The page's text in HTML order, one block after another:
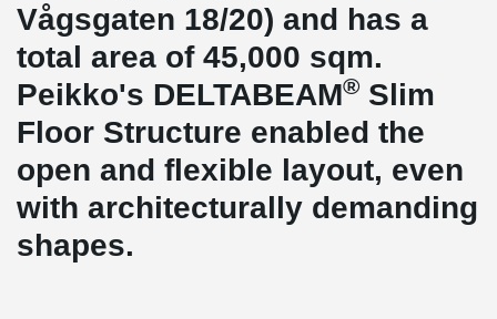
Vågsgaten 18/20) and has a
total area of 45,000 sqm.
Peikko's DELTABEAM® Slim
Floor Structure enabled the
open and flexible layout, even
with architecturally demanding
shapes.